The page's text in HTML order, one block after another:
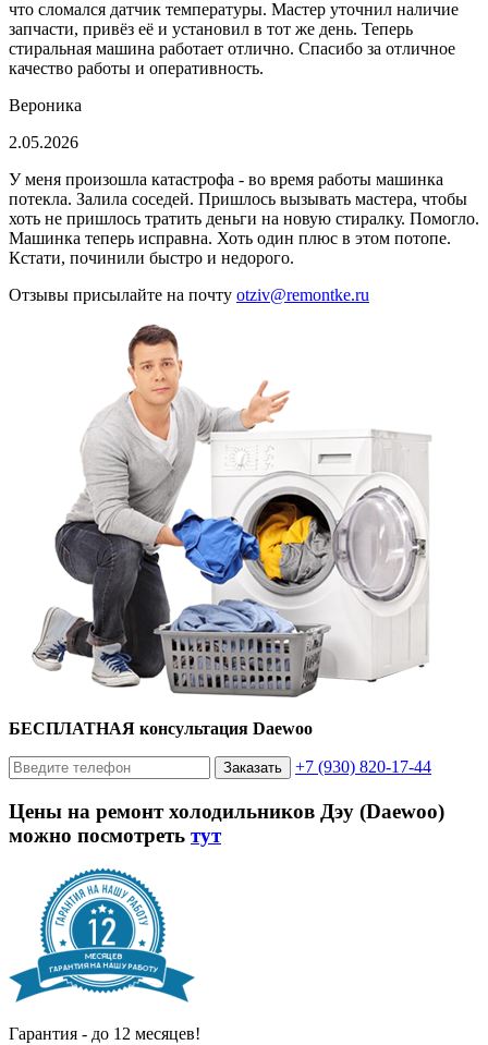
что сломался датчик температуры. Мастер уточнил наличие
запчасти, привёз её и установил в тот же день. Теперь
стиральная машина работает отлично. Спасибо за отличное
качество работы и оперативность.
Вероника
2.05.2026
У меня произошла катастрофа - во время работы машинка
потекла. Залила соседей. Пришлось вызывать мастера, чтобы
хоть не пришлось тратить деньги на новую стиралку. Помогло.
Машинка теперь исправна. Хоть один плюс в этом потопе.
Кстати, починили быстро и недорого.
Отзывы присылайте на почту otziv@remontke.ru
БЕСПЛАТНАЯ консультация Daewoo
Заказать +7 (930) 820-17-44
Цены на ремонт холодильников Дэу (Daewoo)
можно посмотреть тут
Гарантия - до 12 месяцев!